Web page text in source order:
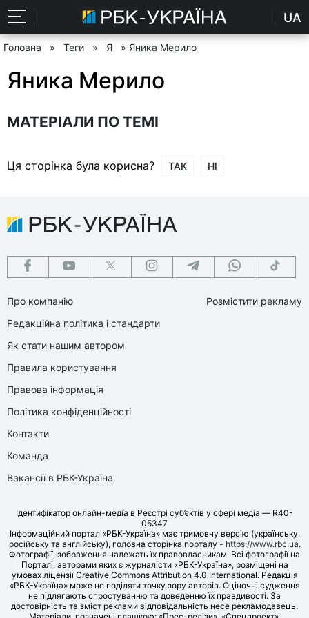
UA
Головна » Теги » Я » Яника Мерило
Яника Мерило
МАТЕРІАЛИ ПО ТЕМІ
Ця сторінка була корисна? ТАК НІ
Про компанію
Редакційна політика і стандарти
Як стати нашим автором
Правила користування
Правова інформація
Політика конфіденційності
Контакти
Команда
Вакансії в РБК-Україна
Розмістити рекламу
Ідентифікатор онлайн-медіа в Реєстрі суб’єктів у сфері медіа — R40-
05347
Інформаційний портал «РБК-Україна» має тримовну версію (українську,
російську та англійську), головна сторінка порталу - https://www.rbc.ua.
Фотографії, зображення належать їх правовласникам. Всі фотографії на
Порталі, авторами яких є журналісти «РБК-Україна», розміщені на
умовах ліцензії Creative Commons Attribution 4.0 International. Редакція
«РБК-Україна» може не поділяти точку зору авторів. Оціночні судження
не підлягають спростуванню та доведенню їх правдивості. За
достовірність та зміст реклами відповідальність несе рекламодавець.